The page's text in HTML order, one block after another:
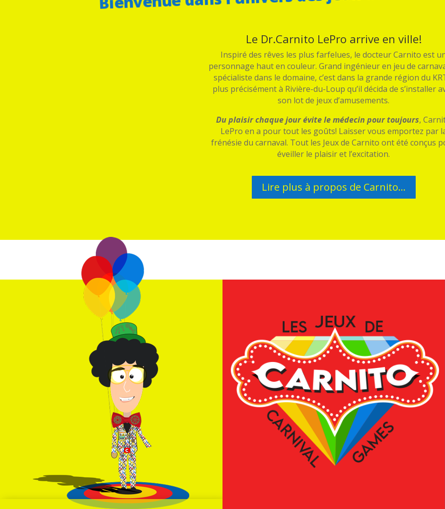
Le Dr.Carnito LePro arrive en ville!
Inspiré des rêves les plus farfelues, le docteur Carnito est
personnage haut en couleur. Grand ingénieur en jeu de
spécialiste dans le domaine, c’est dans la grande région du
plus précisément à Rivière-du-Loup qu’il décida de s’installer
son lot de jeux d’amusements.
Du plaisir chaque jour évite le médecin pour toujours,
LePro en a pour tout les goûts! Laisser vous emportez par
frénésie du carnaval. Tout les Jeux de Carnito ont été conçus
éveiller le plaisir et l’excitation.
Lire plus à propos de Carnito...